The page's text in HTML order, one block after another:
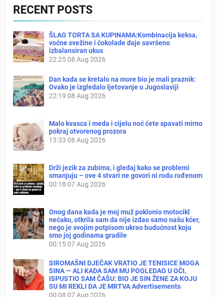
RECENT POSTS
ŠLAG TORTA SA KUPINAMA:Kombinacija keksa,
voćne svežine i čokolade daje savršeno
izbalansiran ukus
22:2508 Aug 2026
Dan kada se kretalo na more bio je mali praznik:
Ovako je izgledalo ljetovanje u Jugoslaviji
22:19 08 Aug 2026
Malo kvasca i meda i cijelu noć ćete spavati mirno
pokraj otvorenog prozora
13:33 08 Aug 2026
Drži jezik za zubima, i gledaj kako se problemi
smanjuju – ove 4 stvari ne govori ni rodu rođenom
00:18 07 Aug 2026
Onog dana kada je moj muž poklonio motocikl
nećaku, otkrila sam da nije izdao samo našu kćer,
nego je svojim potpisom ukrao budućnost koju
smo joj godinama gradile
00:1507 Aug 2026
SIROMAŠNI DJEČAK VRATIO JE TENISICE MOGA
SINA — ALI KADA SAM MU POGLEDAO U OČI,
ISPUSTIO SAM ČAŠU: BIO JE SIN ŽENE ZA KOJU
SU MI REKLI DA JE MRTVA Advertisements
00:08 07 Aug 2026